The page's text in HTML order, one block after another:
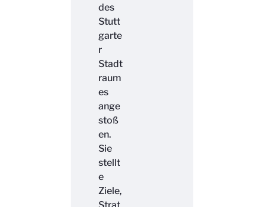
des
Stutt
garte
r
Stadt
raum
es
ange
stoß
en.
Sie
stellt
e
Ziele,